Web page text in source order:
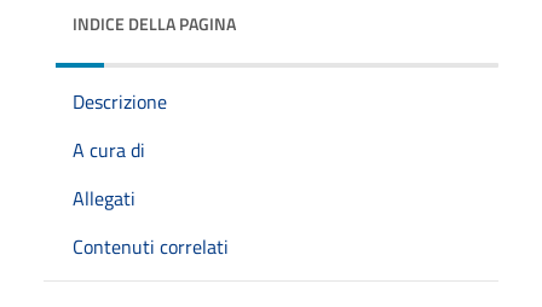
INDICE DELLA PAGINA
Descrizione
A cura di
Allegati
Contenuti correlati